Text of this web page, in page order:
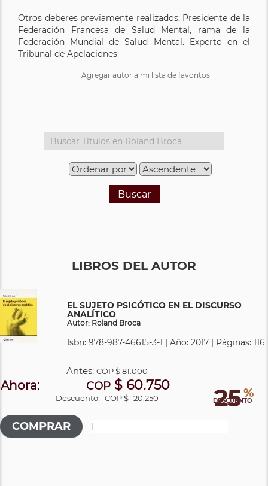
Otros deberes previamente realizados: Presidente de la
Federación Francesa de Salud Mental, rama de la
Federación Mundial de Salud Mental. Experto en el
Tribunal de Apelaciones
Agregar autor a mi lista de favoritos
Buscar
LIBROS DEL AUTOR
EL SUJETO PSICÓTICO EN EL DISCURSO
ANALÍTICO
Autor: Roland Broca
Isbn: 978-987-46615-3-1 | Año: 2017 | Páginas: 116
25 %
DESCUENTO
Antes:COP$ 81.000
Ahora: COP $ 60.750
Descuento: COP $ -20.250